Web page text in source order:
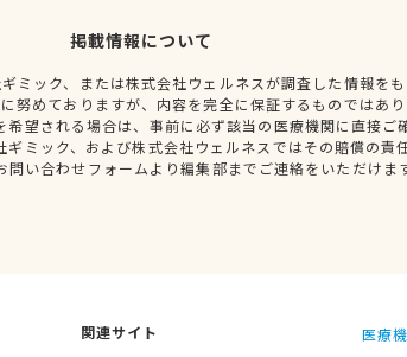
掲載情報について
ミック、または株式会社ウェルネスが調査した情報を
努めておりますが、内容を完全に保証するものではあ
希望される場合は、事前に必ず該当の医療機関に直接ご
ミック、および株式会社ウェルネスではその賠償の責
い合わせフォームより編集部までご連絡をいただけま
関連サイト
医療